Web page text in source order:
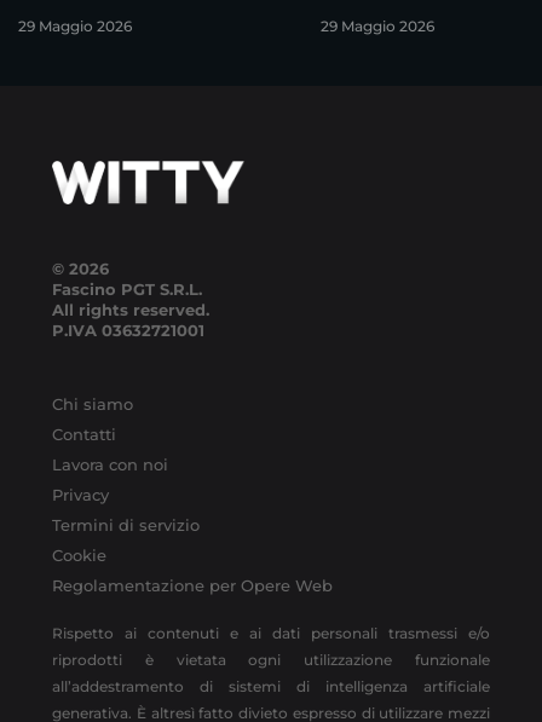
29 Maggio 2026 29 Maggio 2026
© 2026
Fascino PGT S.R.L.
All rights reserved.
P.IVA 03632721001
Chi siamo
Contatti
Lavora con noi
Privacy
Termini di servizio
Cookie
Regolamentazione per Opere Web
Rispetto ai contenuti e ai dati personali trasmessi e/o
riprodotti è vietata ogni utilizzazione funzionale
all’addestramento di sistemi di intelligenza artificiale
generativa. È altresì fatto divieto espresso di utilizzare mezzi